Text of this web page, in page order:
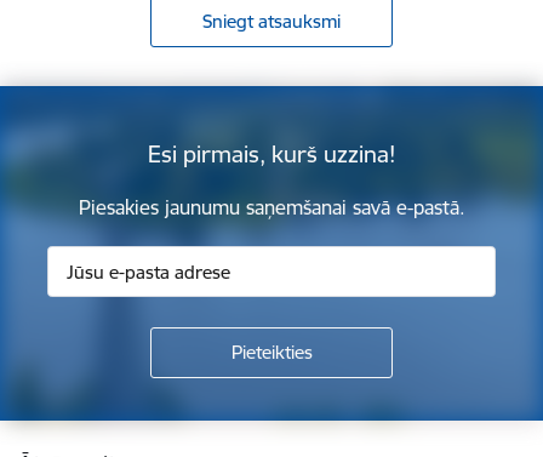
Sniegt atsauksmi
Esi pirmais, kurš uzzina!
Piesakies jaunumu saņemšanai savā e-pastā.
Kājene